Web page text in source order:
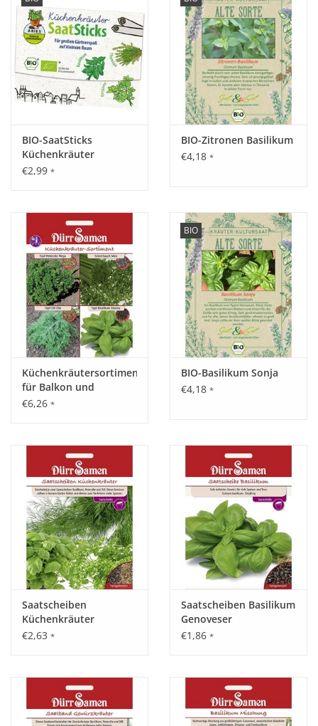
BIO-SaatSticks
Küchenkräuter
€2,99 *
BIO-Zitronen Basilikum
€4,18 *
Küchenkräutersortiment
für Balkon und
Terrasse
€6,26 *
BIO
BIO-Basilikum Sonja
€4,18 *
Saatscheiben
Küchenkräuter
(Basilikum, Petersilie,
€2,63 *
Saatscheiben Basilikum
Genoveser
€1,86 *